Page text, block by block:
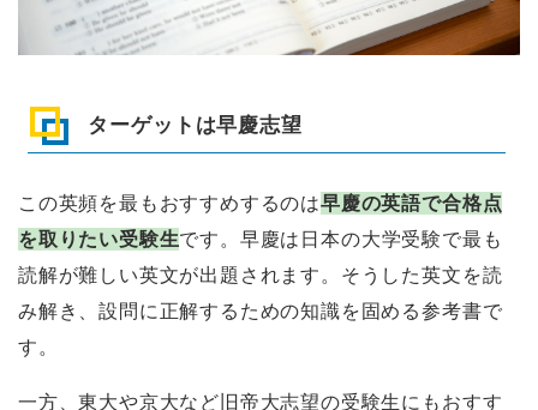
ターゲットは早慶志望
この英頻を最もおすすめするのは早慶の英語で合格点
を取りたい受験生です。早慶は日本の大学受験で最も
読解が難しい英文が出題されます。そうした英文を読
み解き、設問に正解するための知識を固める参考書で
す。
一方、東大や京大など旧帝大志望の受験生にもおすす